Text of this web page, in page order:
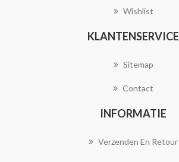
Wishlist
KLANTENSERVICE
Sitemap
Contact
INFORMATIE
Verzenden En Retour